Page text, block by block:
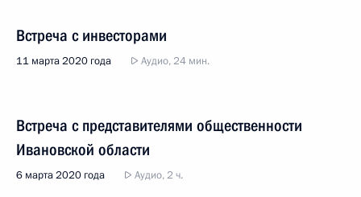
Встреча с инвесторами
11 марта 2020 года Аудио, 24 мин.
Встреча с представителями общественности
Ивановской области
6 марта 2020 года Аудио, 2 ч.